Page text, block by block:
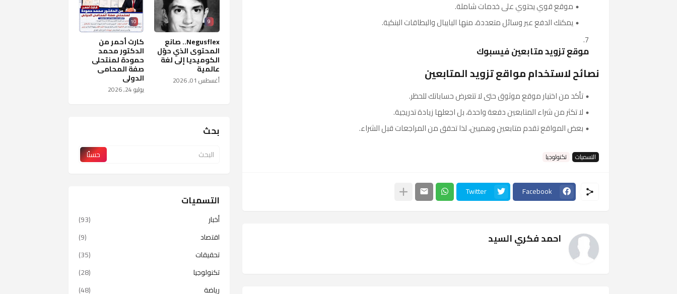
موقع قوي يحتوي على خدمات شاملة.
يمكنك الدفع عبر وسائل متعددة، منها البايبال والبطاقات البنكية.
موقع تزويد متابعين فيسبوك
نصائح لاستخدام مواقع تزويد المتابعين
تأكد من اختيار موقع موثوق حتى لا تتعرض حساباتك للحظر.
لا تكثر من شراء المتابعين دفعة واحدة، بل اجعلها زيادة تدريجية.
بعض المواقع تقدم متابعين وهميين، لذا تحقق من المراجعات قبل الشراء.
التسميات تكنولوجيا
Facebook
Twitter
احمد فكري السيد
9
Negusflex.. صانع
المحتوى الذي حوّل
الكوميديا إلى لغة
عالمية
أغسطس 01, 2026
10
كارت أحمر من
الدكتور محمد
حمودة لمنتحلى
صفة المحامى
الدولى
يوليو 24, 2026
بحث
التسميات
أخبار
(93)
اقتصاد
(9)
تحقيقات
(35)
تكنولوجيا
(28)
رياضة
(48)